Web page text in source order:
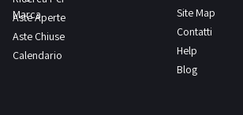
Marca
Aste Aperte
Aste Chiuse
Calendario
Site Map
Contatti
Help
Blog